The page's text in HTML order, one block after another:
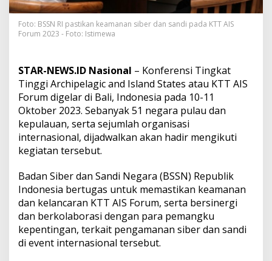
a
n
S
r
d
a
n
a
n
p
d
a
G
e
l
a
Foto: BSSN RI pastikan keamanan siber dan sandi pada KTT AIS
Forum 2023 - Foto: Istimewa
STAR-NEWS.ID Nasional – Konferensi Tingkat
Tinggi Archipelagic and Island States atau KTT AIS
Forum digelar di Bali, Indonesia pada 10-11
Oktober 2023. Sebanyak 51 negara pulau dan
kepulauan, serta sejumlah organisasi
internasional, dijadwalkan akan hadir mengikuti
kegiatan tersebut.
Badan Siber dan Sandi Negara (BSSN) Republik
Indonesia bertugas untuk memastikan keamanan
dan kelancaran KTT AIS Forum, serta bersinergi
dan berkolaborasi dengan para pemangku
kepentingan, terkait pengamanan siber dan sandi
di event internasional tersebut.